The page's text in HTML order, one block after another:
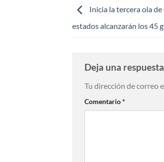
Inicia la tercera ola
estados alcanzarán los 45
Deja una respuesta
Tu dirección de correo
Comentario*